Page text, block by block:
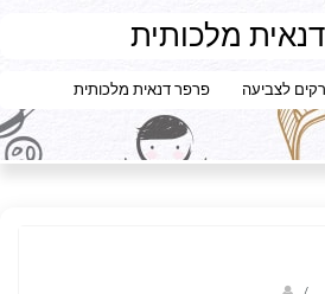
מלכותית
לצביעה פרפר דנאית מלכותית